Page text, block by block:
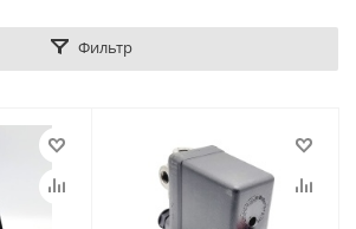
Фильтр